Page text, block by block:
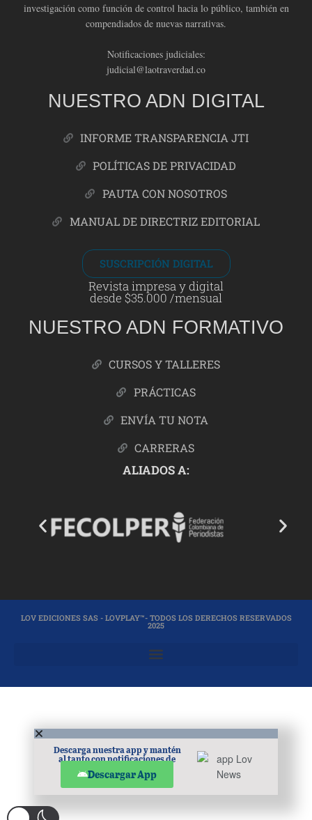
investigación como función de control hacia lo público, también en
compendiados de nuevas narrativas.
Notificaciones judiciales:
judicial@laotraverdad.co
NUESTRO ADN DIGITAL
INFORME TRANSPARENCIA JTI
POLÍTICAS DE PRIVACIDAD
PAUTA CON NOSOTROS
MANUAL DE DIRECTRIZ EDITORIAL
SUSCRIPCIÓN DIGITAL
Revista impresa y digital
desde $35.000 /mensual
NUESTRO ADN FORMATIVO
CURSOS Y TALLERES
PRÁCTICAS
ENVÍA TU NOTA
CARRERAS
ALIADOS A:
LOV EDICIONES SAS - LOVPLAY™- TODOS LOS DERECHOS RESERVADOS
2025
Descarga nuestra app y mantén
al tanto con notificaciones de
noticias en tu móvil.
Descargar App